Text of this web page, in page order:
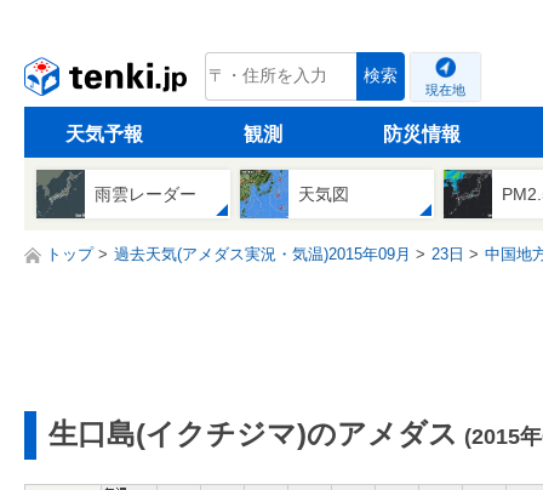
tenki.jp 検索
現在地
天気予報 観測 防災情報
雨雲レーダー 天気図
トップ 過去天気(アメダス実況・気温)2015年09月 23日 中国地
生口島(イクチジマ)のアメダス (2015